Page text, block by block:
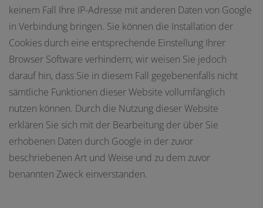
keinem Fall Ihre IP-Adresse mit anderen Daten von Google
in Verbindung bringen. Sie können die Installation der
Cookies durch eine entsprechende Einstellung Ihrer
Browser Software verhindern; wir weisen Sie jedoch
darauf hin, dass Sie in diesem Fall gegebenenfalls nicht
sämtliche Funktionen dieser Website vollumfänglich
nutzen können. Durch die Nutzung dieser Website
erklären Sie sich mit der Bearbeitung der über Sie
erhobenen Daten durch Google in der zuvor
beschriebenen Art und Weise und zu dem zuvor
benannten Zweck einverstanden.